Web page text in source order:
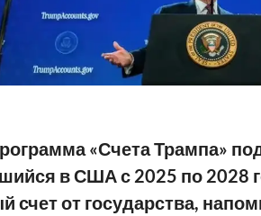
«Счета Трампа»
в США с 2025 по 2028
счет от государства,